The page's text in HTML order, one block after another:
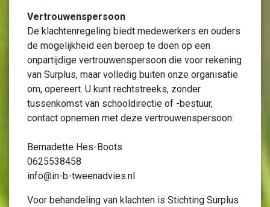
Vertrouwenspersoon
De klachtenregeling biedt medewerkers en ouders
de mogelijkheid een beroep te doen op een
onpartijdige vertrouwenspersoon die voor rekening
van Surplus, maar volledig buiten onze organisatie
om, opereert. U kunt rechtstreeks, zonder
tussenkomst van schooldirectie of -bestuur,
contact opnemen met deze vertrouwenspersoon:
Bernadette Hes-Boots
0625538458
info@in-b-tweenadvies.nl
Voor behandeling van klachten is Stichting Surplus